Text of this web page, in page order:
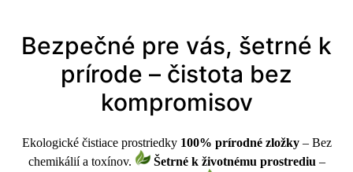
Bezpečné pre vás, šetrné k
prírode – čistota bez
kompromisov
Ekologické čistiace prostriedky 100% prírodné zložky– Bez
chemikálií a toxínov.
Šetrné k životnému prostrediu –